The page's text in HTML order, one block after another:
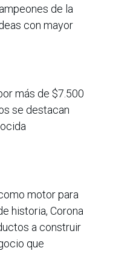
de la
con mayor
más de $7.500
se destacan
motor para
historia, Corona
a construir
que